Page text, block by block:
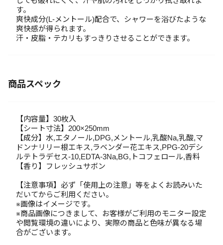
す。
爽快成分(L-メントール)配合で、シャワーを浴びたような
爽快感が得られます。
汗・皮脂・テカリもすっきりさせることができます。
商品スペック
【内容量】30枚入
【シート寸法】200×250mm
【成分】水,エタノール,DPG,メントール,乳酸Na,乳酸,マ
ドンナリリー根エキス,ラベンダー花エキス,PPG-20デシ
ルテトラデセス-10,EDTA-3Na,BG,トコフェロール,香料
【香り】フレッシュサボン
【注意事項】必ず「使用上の注意」等をよくお読みいた
だいてからご利用ください。
※画像はイメージです。
※商品画像につきまして、お客様がご利用のモニター設定
や閲覧環境の違いにより、実際の商品と色味が異なる場
合がございます。